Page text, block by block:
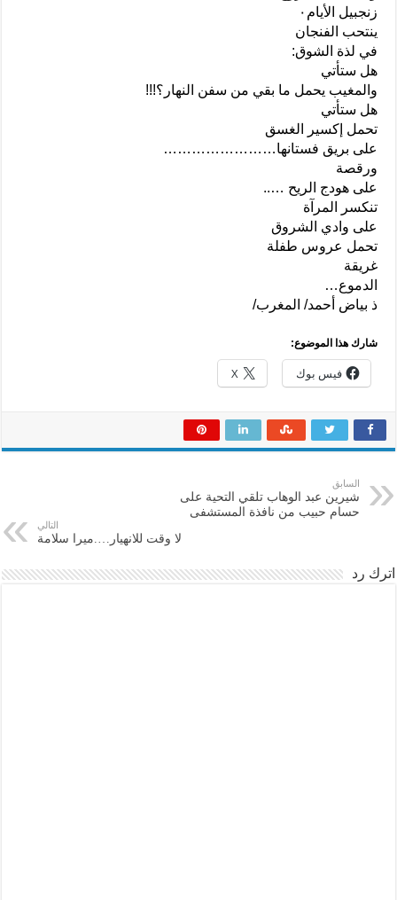
زنجبيل الأيام٠
ينتحب الفنجان
في لذة الشوق:
هل ستأتي
والمغيب يحمل ما بقي من سفن النهار؟!!!
هل ستأتي
تحمل إكسير الغسق
على بريق فستانها……………………
ورقصة
على هودج الريح …..
تنكسر المرآة
على وادي الشروق
تحمل عروس طفلة
غريقة
الدموع…
ذ بياض أحمد/ المغرب/
شارك هذا الموضوع:
فيس بوك X
السابق
شيرين عبد الوهاب تلقي التحية على
حسام حبيب من نافذة المستشفى
التالي
لا وقت للانهيار….ميرا سلامة
اترك رد